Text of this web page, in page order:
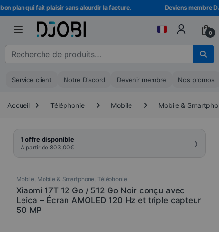
Skip to navigation
Skip to content
plan qui fait plaisir sans alourdir la facture. Deviens membre
0
Recherche pour :
Service client Notre Discord Devenir membre Nos promos
Accueil Téléphonie Mobile Mobile &
1 offre disponible
À partir de 803,00€ ›
Mobile, Mobile & Smartphone, Téléphonie
Xiaomi 17T 12 Go / 512 Go Noir conçu avec
Leica – Écran AMOLED 120 Hz et triple capteur
50 MP